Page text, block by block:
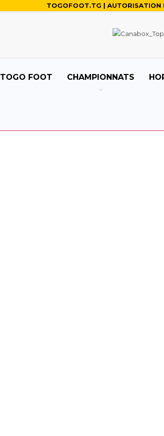
TOGOFOOT.TG |
TOGO FOOT CHAMPIONNATS